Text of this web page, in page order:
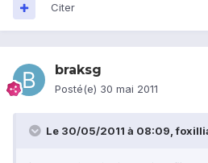
Citer
braksg
Posté(e) 30 mai 2011
Le 30/05/2011 à 08:09,